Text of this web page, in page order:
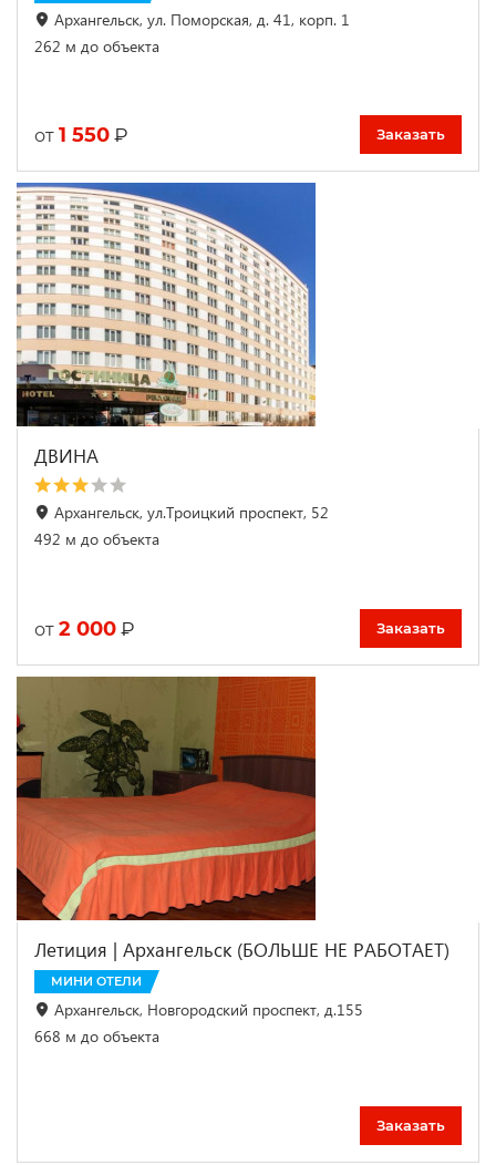
Архангельск, ул. Поморская, д. 41, корп. 1
262 м до объекта
от 1 550 ₽ Заказать
ДВИНА
Архангельск, ул.Троицкий проспект, 52
492 м до объекта
от 2 000 ₽ Заказать
Летиция | Архангельск (БОЛЬШЕ НЕ РАБОТАЕТ)
МИНИ ОТЕЛИ
Архангельск, Новгородский проспект, д.155
668 м до объекта
Заказать